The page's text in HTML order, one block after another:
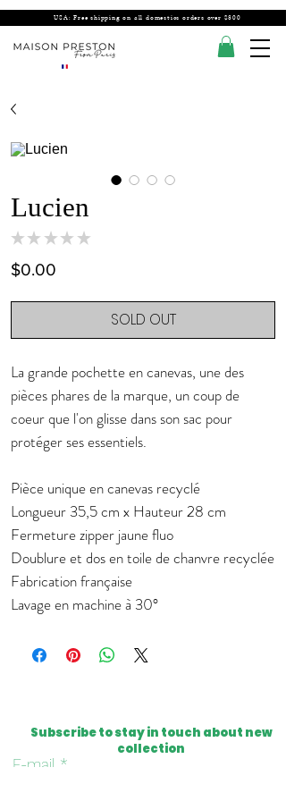
USA: Free shipping on all domestics orders over $300
Lucien
★ ★ ★ ★ ★
$0.00
SOLD OUT
La grande pochette en canevas, une des
pièces phares de la marque, un coup de
coeur que l'on glisse dans son sac pour
protéger ses essentiels.
Pièce unique en canevas recyclé
Longueur 35,5 cm x Hauteur 28 cm
Fermeture zipper jaune fluo
Doublure et dos en toile de chanvre recyclée
Fabrication française
Lavage en machine à 30°
Subscribe to stay in touch about new
collection
E-mail